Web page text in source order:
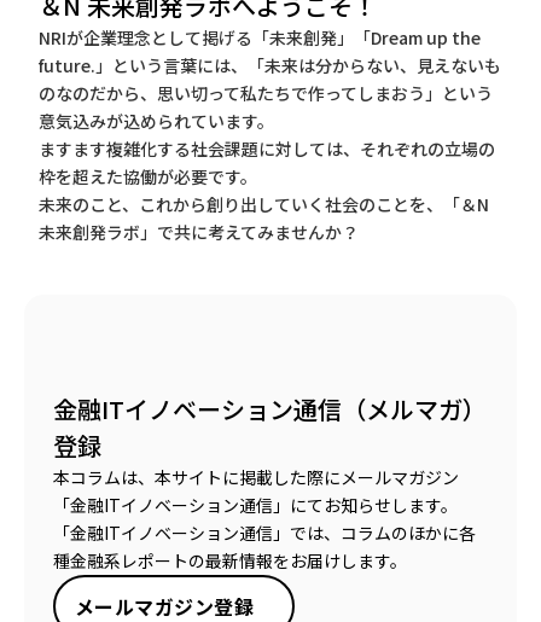
NRIが企業理念として掲げる「未来創発」「Dream up the
future.」という言葉には、「未来は分からない、見えないも
のなのだから、思い切って私たちで作ってしまおう」という
意気込みが込められています。
ますます複雑化する社会課題に対しては、それぞれの立場の
枠を超えた協働が必要です。
未来のこと、これから創り出していく社会のことを、「＆N
未来創発ラボ」で共に考えてみませんか？
金融ITイノベーション通信（メルマガ）
登録
本コラムは、本サイトに掲載した際にメールマガジン
「金融ITイノベーション通信」にてお知らせします。
「金融ITイノベーション通信」では、コラムのほかに各
種金融系レポートの最新情報をお届けします。
メールマガジン登録